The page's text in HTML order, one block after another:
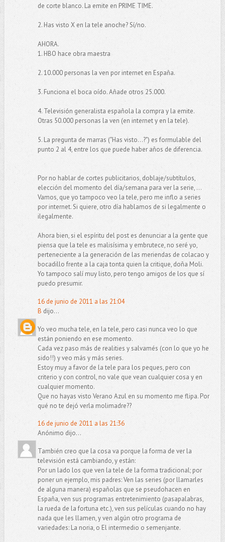
de corte blanco. La emite en PRIME TIME.
2. Has visto X en la tele anoche? Sí/no.
AHORA.
1. HBO hace obra maestra
2. 10.000 personas la ven por internet en España.
3. Funciona el boca oído. Añade otros 25.000.
4. Televisión generalista española la compra y la emite.
Otras 50.000 personas la ven (en internet y en la tele).
5. La pregunta de marras ("Has visto...?") es formulable del
punto 2 al 4, entre los que puede haber años de diferencia.
Por no hablar de cortes publicitarios, doblaje/subtítulos,
elección del momento del día/semana para ver la serie, ...
Vamos, que yo tampoco veo la tele, pero me inflo a series
por internet. Si quiere, otro día hablamos de si legalmente o
ilegalmente.
Ahora bien, si el espíritu del post es denunciar a la gente que
piensa que la tele es malisísima y embrutece, no seré yo,
perteneciente a la generación de las meriendas de colacao y
bocadillo frente a la caja tonta quien la critique, doña Moli.
Yo tampoco salí muy listo, pero tengo amigos de los que sí
puedo presumir.
16 de junio de 2011 a las 21:04
B dijo...
Yo veo mucha tele, en la tele, pero casi nunca veo lo que
están poniendo en ese momento.
Cada vez paso más de realities y salvamés (con lo que yo he
sido!!) y veo más y más series.
Estoy muy a favor de la tele para los peques, pero con
criterio y con control, no vale que vean cualquier cosa y en
cualquier momento.
Que no hayas visto Verano Azul en su momento me flipa. Por
qué no te dejó verla molimadre??
16 de junio de 2011 a las 21:36
Anónimo dijo...
También creo que la cosa va porque la forma de ver la
televisión está cambiando, y están:
Por un lado los que ven la tele de la forma tradicional; por
poner un ejemplo, mis padres: Ven las series (por llamarles
de alguna manera) españolas que se pseudohacen en
España, ven sus programas entretenimiento (pasapalabras,
la rueda de la fortuna etc.), ven sus películas cuando no hay
nada que les llamen, y ven algún otro programa de
variedades: La noria, o El intermedio o semenjante.